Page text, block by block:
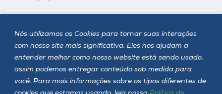
Nós utilizamos os Cookies para tornar suas interações
com nosso site mais significativa. Eles nos ajudam a
entender melhor como nosso website está sendo usado,
assim podemos entregar conteúdo sob medida para
você. Para mais informações sobre os tipos diferentes de
Siga a Unoesc